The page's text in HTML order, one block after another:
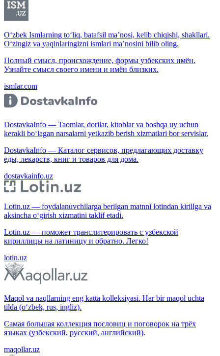
O‘zbek Ismlarning to‘liq, batafsil ma’nosi, kelib chiqishi, shakllari.
O‘zingiz va yaqinlaringizni ismlari ma’nosini bilib oling.
Полный смысл, происхождение, формы узбекских имён.
Узнайте смысл своего имени и имён близких.
ismlar.com
DostavkaInfo — Taomlar, dorilar, kitoblar va boshqa uy uchun
kerakli bo‘lagan narsalarni yetkazib berish xizmatlari bor servislar.
DostavkaInfo — Каталог сервисов, предлагающих доставку
еды, лекарств, книг и товаров для дома.
dostavkainfo.uz
Lotin.uz — foydalanuvchilarga berilgan matnni lotindan kirillga va
aksincha o‘girish xizmatini taklif etadi.
Lotin.uz — поможет транслитерировать с узбекской
кириллицы на латиницу и обратно. Легко!
lotin.uz
Maqol va naqllarning eng katta kolleksiyasi. Har bir maqol uchta
tilda (o‘zbek, rus, ingliz).
Самая большая коллекция пословиц и поговорок на трёх
языках (узбекский, русский, английский).
maqollar.uz